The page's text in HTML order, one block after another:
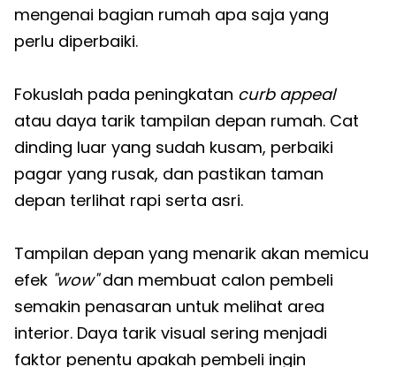
mengenai bagian rumah apa saja yang
perlu diperbaiki.
Fokuslah pada peningkatan curb appeal
atau daya tarik tampilan depan rumah. Cat
dinding luar yang sudah kusam, perbaiki
pagar yang rusak, dan pastikan taman
depan terlihat rapi serta asri.
Tampilan depan yang menarik akan memicu
efek "wow"dan membuat calon pembeli
semakin penasaran untuk melihat area
interior. Daya tarik visual sering menjadi
faktor penentu apakah pembeli ingin